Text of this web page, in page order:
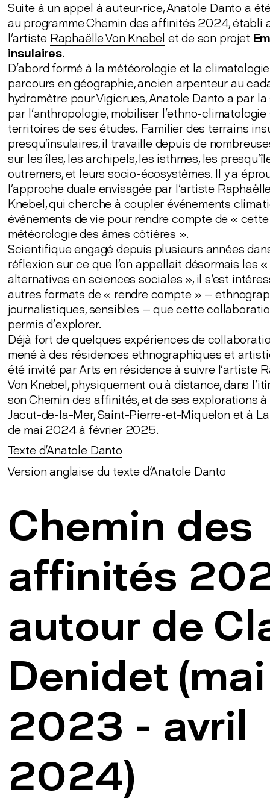
Suite à un appel à auteur·rice, Anatole Danto a
au programme Chemin des affinités 2024, établi
l’artiste Raphaëlle Von Knebel et de son projet
insulaires.
D’abord formé à la météorologie et la
parcours en géographie, ancien arpenteur au
hydromètre pour Vigicrues, Anatole Danto a par la
par l’anthropologie, mobiliser l’ethno-climatologie
territoires de ses études. Familier des terrains
presqu’insulaires, il travaille depuis de
sur les îles, les archipels, les isthmes, les
outremers, et leurs socio-écosystèmes. Il y a
l’approche duale envisagée par l’artiste
Knebel, qui cherche à coupler événements
événements de vie pour rendre compte de « cette
météorologie des âmes côtières ».
Scientifique engagé depuis plusieurs années
réflexion sur ce que l’on appellait désormais les
alternatives en sciences sociales », il s'est
autres formats de « rendre compte » —
journalistiques, sensibles — que cette
permis d’explorer.
Déjà fort de quelques expériences de
mené à des résidences ethnographiques et
été invité par Arts en résidence à suivre l’artiste
Von Knebel, physiquement ou à distance, dans
son Chemin des affinités, et de ses explorations
Jacut-de-la-Mer, Saint-Pierre-et-Miquelon et à La
de mai 2024 à février 2025.
Texte d'Anatole Danto
Version anglaise du texte d'Anatole Danto
Chemin des
affinités
autour de
Denidet (mai
2023 - avril
2024)